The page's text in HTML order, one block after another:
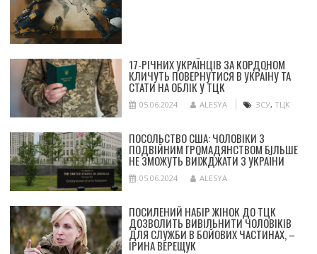
17-РІЧНИХ УКРАЇНЦІВ ЗА КОРДОНОМ
КЛИЧУТЬ ПОВЕРНУТИСЯ В УКРАЇНУ ТА
СТАТИ НА ОБЛІК У ТЦК
05.06.2024 ALESYA ЗСУ, ТЦК
ПОСОЛЬСТВО США: ЧОЛОВІКИ З
ПОДВІЙНИМ ГРОМАДЯНСТВОМ БІЛЬШЕ
НЕ ЗМОЖУТЬ ВИЇЖДЖАТИ З УКРАЇНИ
05.06.2024 ALESYA
ПОСИЛЕНИЙ НАБІР ЖІНОК ДО ТЦК
ДОЗВОЛИТЬ ВИВІЛЬНИТИ ЧОЛОВІКІВ
ДЛЯ СЛУЖБИ В БОЙОВИХ ЧАСТИНАХ, –
ІРИНА ВЕРЕЩУК